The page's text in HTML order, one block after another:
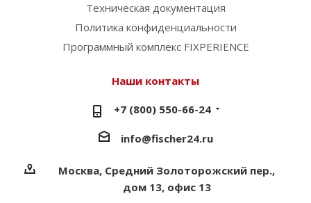
Техническая документация
Политика конфиденциальности
Программный комплекс FIXPERIENCE
Наши контакты
+7 (800) 550-66-24
info@fischer24.ru
Москва, Средний Золоторожский пер.,
дом 13, офис 13